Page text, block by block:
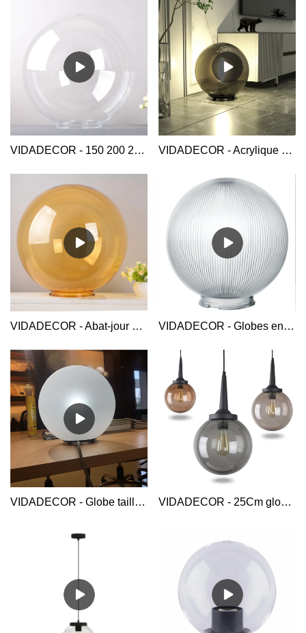
VIDADECOR - 150 200 250 300 350 400 450 500 mm plexiglas transparent acrylique boule boule accessoires abat-jour abat-jour VIDADECOR - Acrylique 25cm gris boule abat-jour restaurant chambre étude lecture chevet bureau led lampe de table Globe Table Light
VIDADECOR - Abat-jour globe 500mm acrylique doré PMMA pour cache lumière diamètre personnalisé vente chaude pour lampadaire jardin Abat-jour VIDADECOR - Globes en plastique prismatiques transparents de 8 pouces pour éclairage extérieur couvercle de lumière led chez walmart
VIDADECOR - Globe taille personnalisée e27 fait à la main gris fumée belle lampe de table led acrylique moderne Globe Table Light VIDADECOR - 25Cm globe boule ronde coloré led restaurant simple moderne nordique fer acrylique suspension Globe Suspension